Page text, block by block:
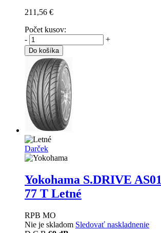
211,56 €
Počet kusov:
-
+
Do košíka
Darček
Yokohama S.DRIVE AS01
77 T Letné
RPB MO
Nie je skladom Sledovať naskladnenie